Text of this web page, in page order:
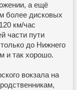
а ещё
более дисковых
км/час
части пути
до Нижнего
и так хорошо.
вокзала на